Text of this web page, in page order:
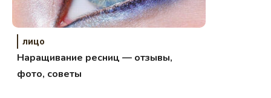
лицо
Наращивание ресниц — отзывы,
фото, советы